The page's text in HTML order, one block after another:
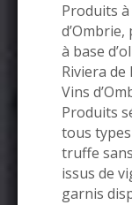
Produits
à base
Riviera
Vins
Produits
tous
truffe
issus de
garnis